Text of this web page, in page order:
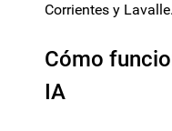
Corrientes y Lavalle.
Cómo
IA